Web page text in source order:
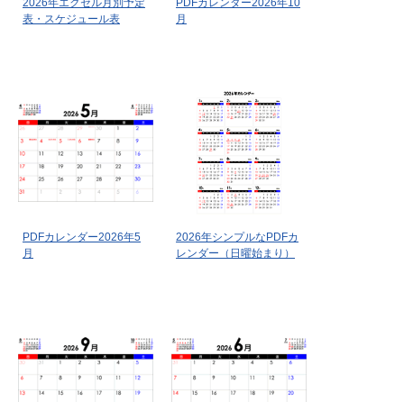
2026年エクセル月別予定
表・スケジュール表
PDFカレンダー2026年10
月
PDFカレンダー2026年5
月
2026年シンプルなPDFカ
レンダー（日曜始まり）